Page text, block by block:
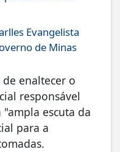
Evangelista
de Minas
enaltecer o
responsável
escuta da
para a